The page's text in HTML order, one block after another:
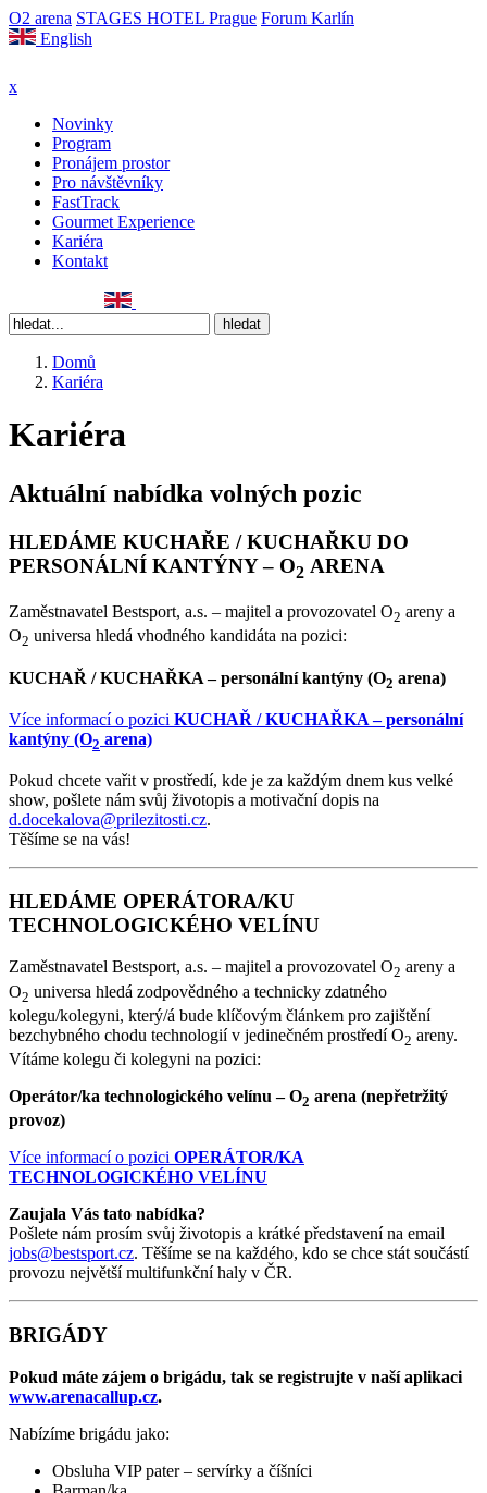
O2 arena STAGES HOTEL Prague Forum Karlín
English
x
Novinky
Program
Pronájem prostor
Pro návštěvníky
FastTrack
Gourmet Experience
Kariéra
Kontakt
Domů
Kariéra
Kariéra
Aktuální nabídka volných pozic
HLEDÁME KUCHAŘE / KUCHAŘKU DO
PERSONÁLNÍ KANTÝNY – O2 ARENA
Zaměstnavatel Bestsport, a.s. – majitel a provozovatel O2 areny a
O2 universa hledá vhodného kandidáta na pozici:
KUCHAŘ / KUCHAŘKA – personální kantýny (O2 arena)
Více informací o pozici KUCHAŘ / KUCHAŘKA – personální
kantýny (O2 arena)
Pokud chcete vařit v prostředí, kde je za každým dnem kus velké
show, pošlete nám svůj životopis a motivační dopis na
d.docekalova@prilezitosti.cz.
Těšíme se na vás!
HLEDÁME OPERÁTORA/KU
TECHNOLOGICKÉHO VELÍNU
Zaměstnavatel Bestsport, a.s. – majitel a provozovatel O2 areny a
O2 universa hledá zodpovědného a technicky zdatného
kolegu/kolegyni, který/á bude klíčovým článkem pro zajištění
bezchybného chodu technologií v jedinečném prostředí O2 areny.
Vítáme kolegu či kolegyni na pozici:
Operátor/ka technologického velínu – O2 arena (nepřetržitý
provoz)
Více informací o pozici OPERÁTOR/KA
TECHNOLOGICKÉHO VELÍNU
Zaujala Vás tato nabídka?
Pošlete nám prosím svůj životopis a krátké představení na email
jobs@bestsport.cz. Těšíme se na každého, kdo se chce stát součástí
provozu největší multifunkční haly v ČR.
BRIGÁDY
Pokud máte zájem o brigádu, tak se registrujte v naší aplikaci
www.arenacallup.cz.
Nabízíme brigádu jako:
Obsluha VIP pater – servírky a číšníci